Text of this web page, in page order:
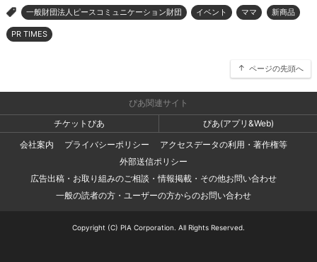
> 一般財団法人ピースコミュニケーション財団 イベント ママ 新商品
PR TIMES
ページの先頭へ
ぴあ関連サイト
チケットぴあ
ぴあ(アプリ&Web)
会社案内
プライバシーポリシー
アクセスデータの利用・著作権等
外部送信ポリシー
広告出稿・お取り組みのご相談・情報掲載・その他お問い合わせ
一般の読者の方・ユーザーの方からのお問い合わせ
Copyright (C) PIA Corporation. All Rights Reserved.